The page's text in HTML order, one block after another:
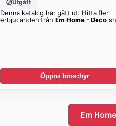
Utgått
Denna katalog har gått ut. Hitta fler
erbjudanden från Em Home - Deco
Öppna broschyr
Em